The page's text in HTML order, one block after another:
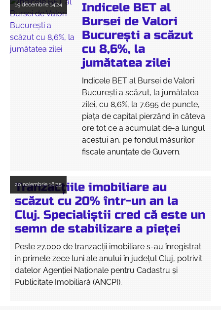
19 decembrie14:24
Indicele BET al
Bursei de Valori
București a scăzut
cu 8,6%, la
jumătatea zilei
Indicele BET al Bursei de Valori
București a scăzut, la jumătatea
zilei, cu 8,6%, la 7.695 de puncte,
piața de capital pierzând în câteva
ore tot ce a acumulat de-a lungul
acestui an, pe fondul măsurilor
fiscale anunțate de Guvern.
20 noiembrie18:35
Tranzacțiile imobiliare au
scăzut cu 20% într-un an la
Cluj. Specialiștii cred că este un
semn de stabilizare a pieței
Peste 27.000 de tranzacții imobiliare s-au înregistrat
în primele zece luni ale anului în județul Cluj, potrivit
datelor Agenției Naționale pentru Cadastru și
Publicitate Imobiliară (ANCPI).